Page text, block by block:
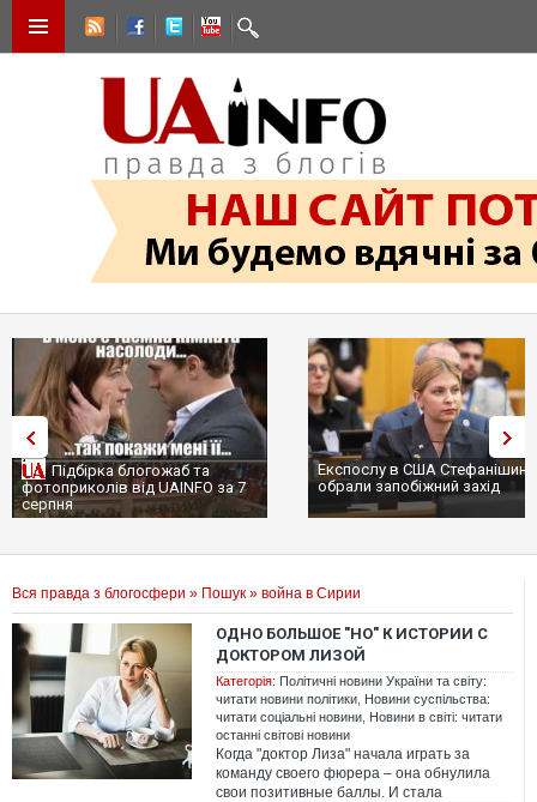
Підбірка блогожаб та
фотоприколів від UAINFO за 7
серпня
Експослу в США
обрали запобіжний захід
Вся правда з блогосфери » Пошук » война в Сирии
ОДНО БОЛЬШОЕ "НО" К ИСТОРИИ С
ДОКТОРОМ ЛИЗОЙ
Категорія: Політичні новини України та світу:
читати новини політики Новини суспільства:
читати соціальні новини Новини в світі: читати
останні світові новини
Когда "доктор Лиза" начала играть за
команду своего фюрера – она обнулила
свои позитивные баллы. И стала